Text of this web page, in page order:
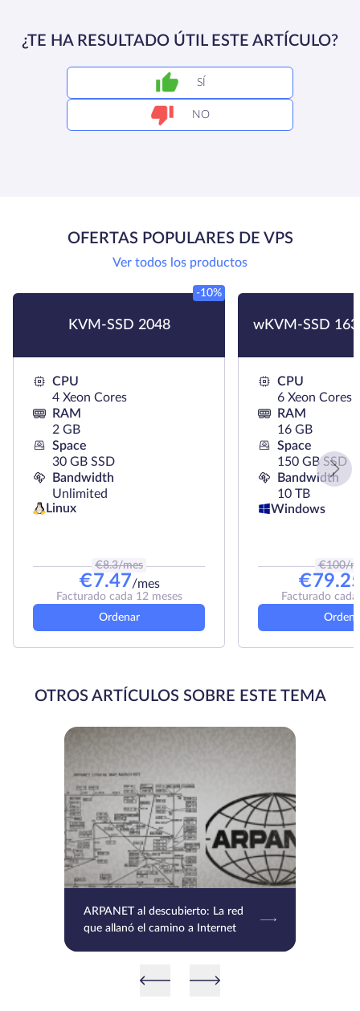
¿TE HA RESULTADO ÚTIL ESTE ARTÍCULO?
SÍ
NO
OFERTAS POPULARES DE VPS
Ver todos los productos
KVM-SSD 2048
-10%
CPU
4 Xeon Cores
RAM
2 GB
Space
30 GB SSD
Bandwidth
Unlimited
Linux
€8.3/mes
€7.47/mes
Facturado cada 12 meses
Ordenar
wKVM-SSD
CPU
6 Xeon Cores
RAM
16 GB
Space
150 GB SSD
Bandwidth
10 TB
Windows
€100/
€
Facturado
OTROS ARTÍCULOS SOBRE ESTE TEMA
ARPANET al descubierto: La red
que allanó el camino a Internet